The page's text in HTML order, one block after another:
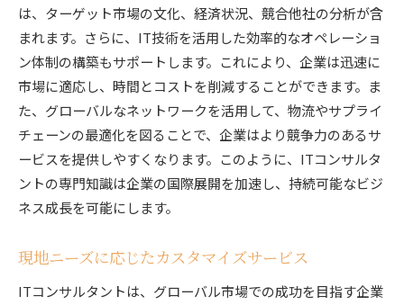
は、ターゲット市場の文化、経済状況、競合他社の分析が含
まれます。さらに、IT技術を活用した効率的なオペレーショ
ン体制の構築もサポートします。これにより、企業は迅速に
市場に適応し、時間とコストを削減することができます。ま
た、グローバルなネットワークを活用して、物流やサプライ
チェーンの最適化を図ることで、企業はより競争力のあるサ
ービスを提供しやすくなります。このように、ITコンサルタ
ントの専門知識は企業の国際展開を加速し、持続可能なビジ
ネス成長を可能にします。
現地ニーズに応じたカスタマイズサービス
ITコンサルタントは、グローバル市場での成功を目指す企業